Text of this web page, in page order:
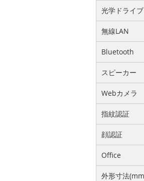
光学ドライブ
無線LAN
Bluetooth
スピーカー
Webカメラ
指紋認証
顔認証
Office
外形寸法